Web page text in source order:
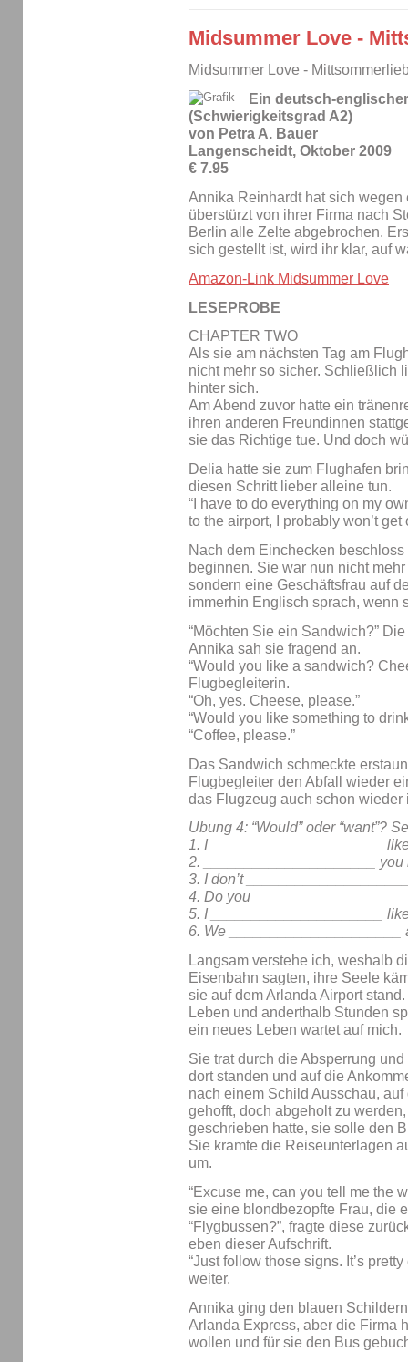
Midsummer Love -
Midsummer Love -
Ein deutsch-
(Schwierigkeitsgrad A2)
von Petra A. Bauer
Langenscheidt, Oktober 2009
€ 7.95
Annika Reinhardt hat sich
überstürzt von ihrer Firma nach
Berlin alle Zelte abgebrochen.
sich gestellt ist, wird ihr klar, auf
Amazon-Link Midsummer Love
LESEPROBE
CHAPTER TWO
Als sie am nächsten Tag am
nicht mehr so sicher. Schließlich
hinter sich.
Am Abend zuvor hatte ein
ihren anderen Freundinnen
sie das Richtige tue. Und doch
Delia hatte sie zum Flughafen
diesen Schritt lieber alleine tun.
“I have to do everything on my
to the airport, I probably won’t
Nach dem Einchecken
beginnen. Sie war nun nicht
sondern eine Geschäftsfrau auf
immerhin Englisch sprach, wenn
“Möchten Sie ein Sandwich?”
Annika sah sie fragend an.
“Would you like a sandwich?
Flugbegleiterin.
“Oh, yes. Cheese, please.”
“Would you like something to
“Coffee, please.”
Das Sandwich schmeckte
Flugbegleiter den Abfall wieder
das Flugzeug auch schon wieder
Übung 4: “Would” oder “want”?
1. I _____________________
2. _____________________
3. I don’t
4. Do you
5. I _____________________
6. We _____________________
Langsam verstehe ich, weshalb
Eisenbahn sagten, ihre Seele
sie auf dem Arlanda Airport
Leben und anderthalb Stunden
ein neues Leben wartet auf mich.
Sie trat durch die Absperrung
dort standen und auf die
nach einem Schild Ausschau,
gehofft, doch abgeholt zu
geschrieben hatte, sie solle den
Sie kramte die Reiseunterlagen
um.
“Excuse me, can you tell me the
sie eine blondbezopfte Frau, die
“Flygbussen?”, fragte diese
eben dieser Aufschrift.
“Just follow those signs. It’s
weiter.
Annika ging den blauen
Arlanda Express, aber die Firma
wollen und für sie den Bus